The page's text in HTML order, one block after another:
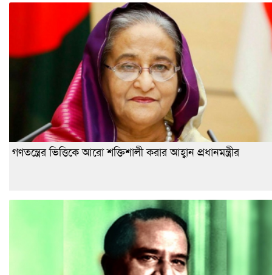
গণতন্ত্রের ভিত্তিকে আরো শক্তিশালী করার আহ্বান প্রধানমন্ত্রীর